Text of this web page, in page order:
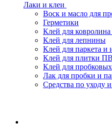
Лаки и клеи
Воск и масло для
Герметики
Клей для
Клей для лепнины
Клей для паркета и
Клей для плитки
Клей для
Лак для пробки и
Средства по уходу